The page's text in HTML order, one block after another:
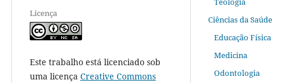
Licença
Este trabalho está licenciado sob
uma licença Creative Commons
Ciências da Saúde
Educação Física
Medicina
Odontologia